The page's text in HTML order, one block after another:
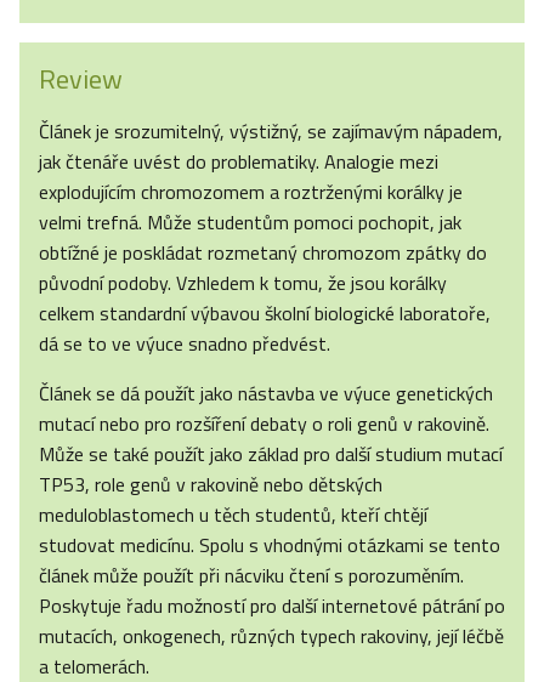
Review
Článek je srozumitelný, výstižný, se zajímavým nápadem,
jak čtenáře uvést do problematiky. Analogie mezi
explodujícím chromozomem a roztrženými korálky je
velmi trefná. Může studentům pomoci pochopit, jak
obtížné je poskládat rozmetaný chromozom zpátky do
původní podoby. Vzhledem k tomu, že jsou korálky
celkem standardní výbavou školní biologické laboratoře,
dá se to ve výuce snadno předvést.
Článek se dá použít jako nástavba ve výuce genetických
mutací nebo pro rozšíření debaty o roli genů v rakovině.
Může se také použít jako základ pro další studium mutací
TP53, role genů v rakovině nebo dětských
meduloblastomech u těch studentů, kteří chtějí
studovat medicínu. Spolu s vhodnými otázkami se tento
článek může použít při nácviku čtení s porozuměním.
Poskytuje řadu možností pro další internetové pátrání po
mutacích, onkogenech, různých typech rakoviny, její léčbě
a telomerách.